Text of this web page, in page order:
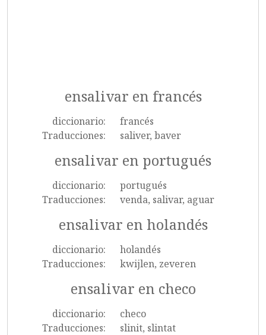
ensalivar en francés
diccionario:
francés
Traducciones:
saliver, baver
ensalivar en portugués
diccionario:
portugués
Traducciones:
venda, salivar, aguar
ensalivar en holandés
diccionario:
holandés
Traducciones:
kwijlen, zeveren
ensalivar en checo
diccionario:
checo
Traducciones:
slinit, slintat